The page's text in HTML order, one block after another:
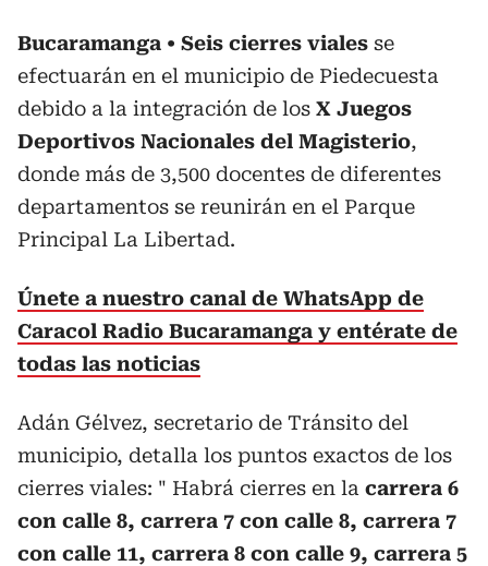
Bucaramanga Seis cierres viales se
efectuarán en el municipio de Piedecuesta
debido a la integración de los X Juegos
Deportivos Nacionales del Magisterio,
donde más de 3,500 docentes de diferentes
departamentos se reunirán en el Parque
Principal La Libertad.
Únete a nuestro canal de WhatsApp de
Caracol Radio Bucaramanga y entérate de
todas las noticias
Adán Gélvez, secretario de Tránsito del
municipio, detalla los puntos exactos de los
cierres viales: " Habrá cierres en la carrera 6
con calle 8, carrera 7 con calle 8, carrera 7
con calle 11, carrera 8 con calle 9, carrera 5